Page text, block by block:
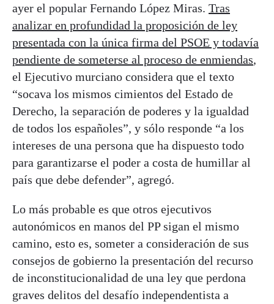
ayer el popular Fernando López Miras. Tras
analizar en profundidad la proposición de ley
presentada con la única firma del PSOE y todavía
pendiente de someterse al proceso de enmiendas,
el Ejecutivo murciano considera que el texto
“socava los mismos cimientos del Estado de
Derecho, la separación de poderes y la igualdad
de todos los españoles”, y sólo responde “a los
intereses de una persona que ha dispuesto todo
para garantizarse el poder a costa de humillar al
país que debe defender”, agregó.
Lo más probable es que otros ejecutivos
autonómicos en manos del PP sigan el mismo
camino, esto es, someter a consideración de sus
consejos de gobierno la presentación del recurso
de inconstitucionalidad de una ley que perdona
graves delitos del desafío independentista a